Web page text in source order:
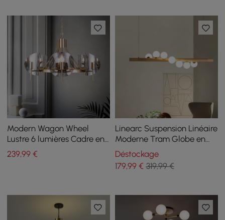
Modern Wagon Wheel
Lustre 6 lumières Cadre en
verre et acier
239,99 €
Linearc Suspension Linéaire
Moderne Tram Globe en
Verre Suspension îlot de
Cuisine
Déstockage
179,99€ 319,99 €